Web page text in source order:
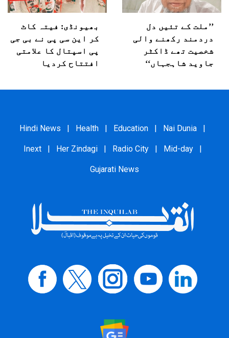
’’ملت کے تئیں دل
دردمند رکھنے والی
شخصیت تھے ڈاکٹر
جاوید شاہجہاں‘‘
بھیونڈی: فیتہ کاٹ
کر این سی پی نے بی جی
پی اسپتال کا علامتی
افتتاح کردیا
Hindi News Health Education Nai Dunia
Inext Her Zindagi Radio City Mid-day
Gujarati News